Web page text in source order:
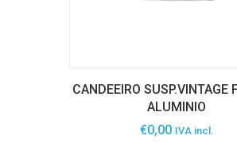
CANDEEIRO SUSP.VINTAGE
ALUMINIO
€0,00 IVA incl.